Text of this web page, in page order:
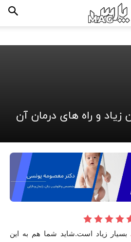
و راه های درمان آن
بسیار زیاد است.شاید شما هم به این